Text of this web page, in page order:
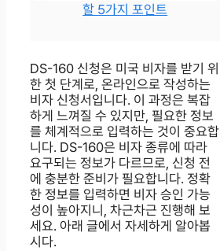
할 5가지 포인트
DS-160 신청은 미국 비자를 받기 위
한 첫 단계로, 온라인으로 작성하는
비자 신청서입니다. 이 과정은 복잡
하게 느껴질 수 있지만, 필요한 정보
를 체계적으로 입력하는 것이 중요합
니다. DS-160은 비자 종류에 따라
요구되는 정보가 다르므로, 신청 전
에 충분한 준비가 필요합니다. 정확
한 정보를 입력하면 비자 승인 가능
성이 높아지니, 차근차근 진행해 보
세요. 아래 글에서 자세하게 알아봅
시다.